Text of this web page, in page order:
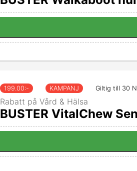
199.00:- KAMPANJ Giltig till 30
Rabatt på Vård & Hälsa
BUSTER VitalChew